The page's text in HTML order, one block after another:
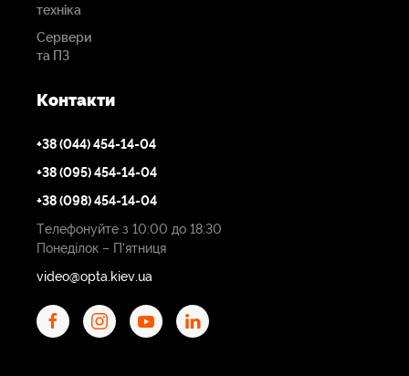
техніка
Сервери
та ПЗ
Контакти
+38 (044) 454-14-04
+38 (095) 454-14-04
+38 (098) 454-14-04
Телефонуйте з 10:00 до 18:30
Понеділок – П'ятниця
video@opta.kiev.ua